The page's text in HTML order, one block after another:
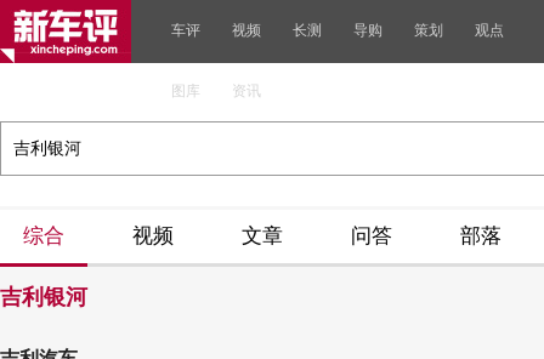
车评 视频 长测 导购 策划 观点
图库 资讯
综合 视频 文章 问答 部落
吉利银河